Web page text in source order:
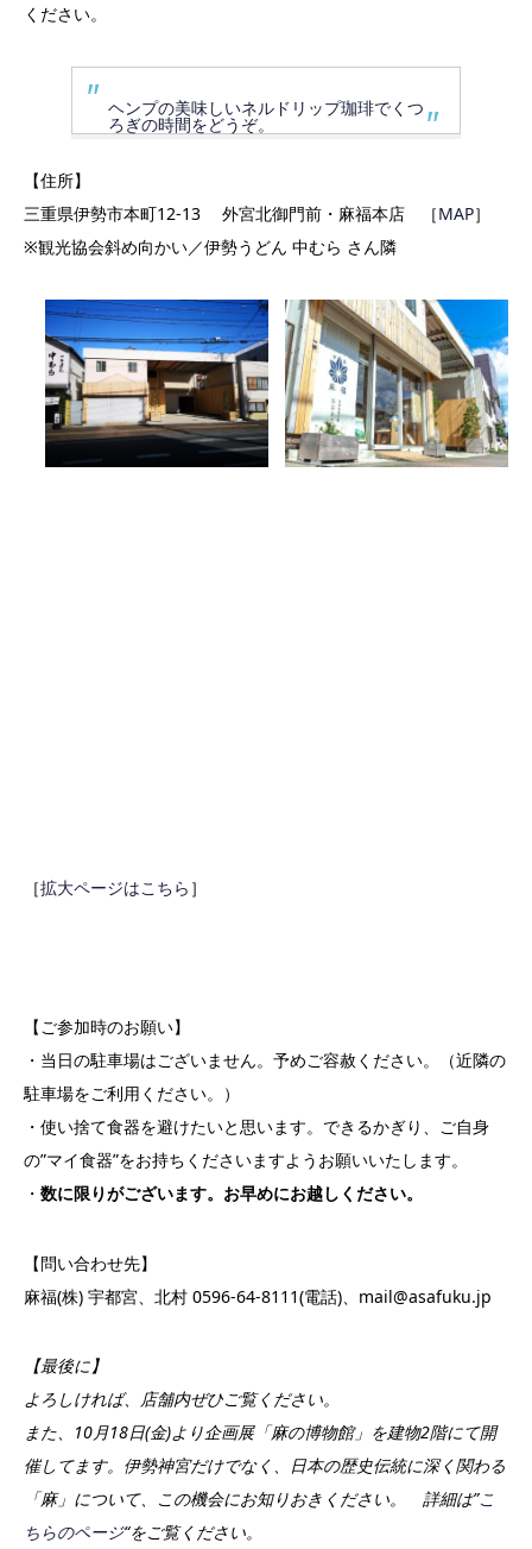
ください。
ヘンプの美味しいネルドリップ珈琲でくつ
ろぎの時間をどうぞ。
【住所】
三重県伊勢市本町12-13 外宮北御門前・麻福本店 ［MAP］
※観光協会斜め向かい／伊勢うどん 中むら さん隣
［拡大ページはこちら ］
【ご参加時のお願い】
・当日の駐車場はございません。予めご容赦ください。（近隣の
駐車場をご利用ください。）
・使い捨て食器を避けたいと思います。できるかぎり、ご自身
の”マイ食器”をお持ちくださいますようお願いいたします。
・ 数に限りがございます。お早めにお越しください。
【問い合わせ先】
麻福(株) 宇都宮、北村 0596-64-8111(電話)、mail@asafuku.jp
【最後に】
よろしければ、店舗内ぜひご覧ください。
また、10月18日(金)より企画展「麻の博物館」を建物2階にて開
催してます。伊勢神宮だけでなく、日本の歴史伝統に深く関わる
「麻」について、この機会にお知りおきください。 詳細は”こ
ちらのページ“をご覧ください。